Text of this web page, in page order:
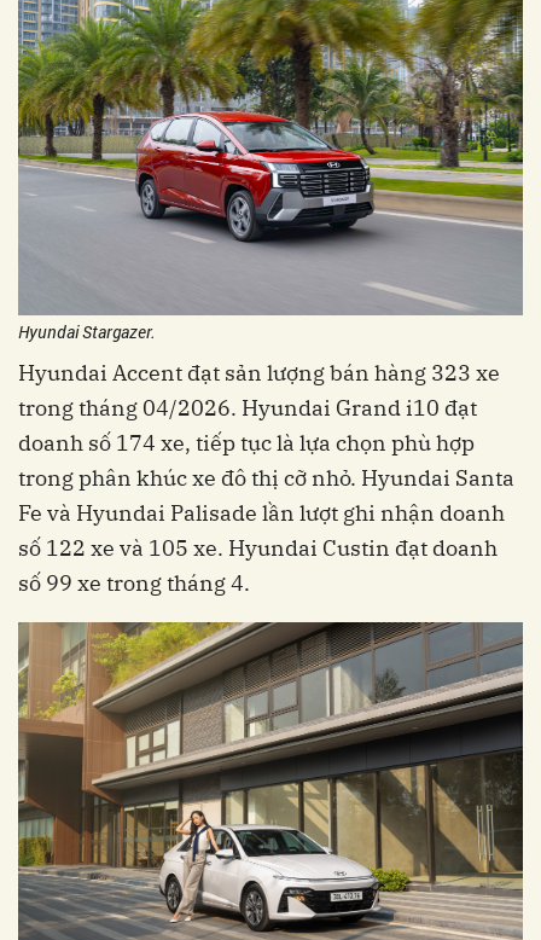
Hyundai Stargazer.
Hyundai Accent đạt sản lượng bán hàng 323 xe
trong tháng 04/2026. Hyundai Grand i10 đạt
doanh số 174 xe, tiếp tục là lựa chọn phù hợp
trong phân khúc xe đô thị cỡ nhỏ. Hyundai Santa
Fe và Hyundai Palisade lần lượt ghi nhận doanh
số 122 xe và 105 xe. Hyundai Custin đạt doanh
số 99 xe trong tháng 4.